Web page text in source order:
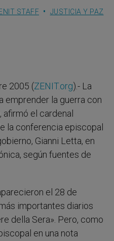
STAFF JUSTICIA Y PAZ
2005 (ZENIT.org).- La
emprender la guerra con
el cardenal
la conferencia episcopal
Gianni Letta, en
según fuentes de
el 28 de
importantes diarios
della Sera». Pero, como
en una nota